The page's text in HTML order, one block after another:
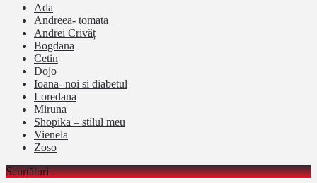
Ada
Andreea- tomata
Andrei Crivăț
Bogdana
Cetin
Dojo
Ioana- noi si diabetul
Loredana
Miruna
Shopika – stilul meu
Vienela
Zoso
Scurtături